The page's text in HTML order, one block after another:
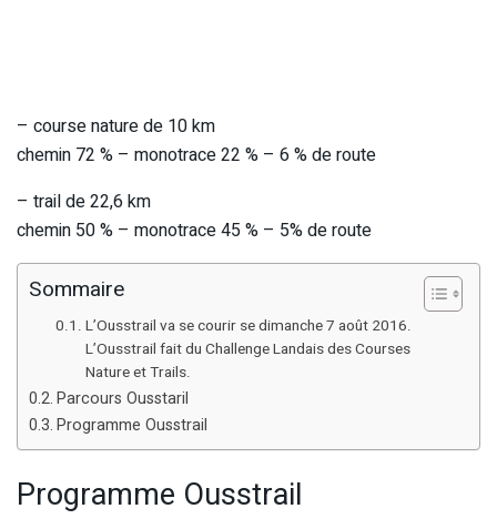
– course nature de 10 km
chemin 72 % – monotrace 22 % – 6 % de route
– trail de 22,6 km
chemin 50 % – monotrace 45 % – 5% de route
Sommaire
L’Ousstrail va se courir se dimanche 7 août 2016.
L’Ousstrail fait du Challenge Landais des Courses
Nature et Trails.
Parcours Ousstaril
Programme Ousstrail
Programme Ousstrail